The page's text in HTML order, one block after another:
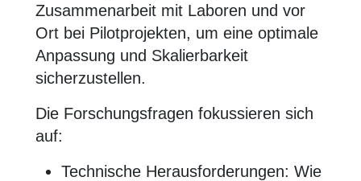
Zusammenarbeit mit Laboren und vor
Ort bei Pilotprojekten, um eine optimale
Anpassung und Skalierbarkeit
sicherzustellen.
Die Forschungsfragen fokussieren sich
auf:
Technische Herausforderungen: Wie